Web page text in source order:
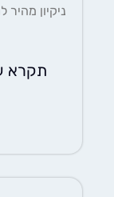
ניקיון מהיר למה
תקרא עוד